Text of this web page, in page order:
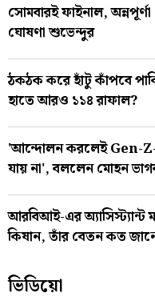
সোমবারই ফাইনাল,
ঘোষণা শুভেন্দুর
ঠকঠক করে হাঁটু কাঁপবে
হাতে আরও ১১৪ রাফাল?
'আন্দোলন করলেই Gen-Z-
যায় না', বললেন মোহন
আরবিআই-এর অ্যাসিস্ট্যান্ট
কিষান, তাঁর বেতন কত
ভিডিয়ো